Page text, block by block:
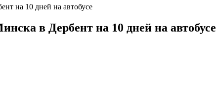
в Дербент на 10 дней на автобусе